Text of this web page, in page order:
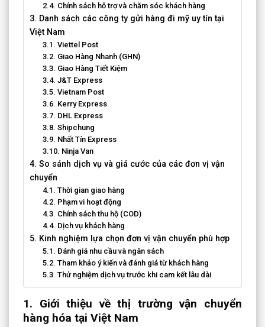
2.4. Chính sách hỗ trợ và chăm sóc khách hàng
3. Danh sách các công ty gửi hàng đi mỹ uy tín tại
Việt Nam
3.1. Viettel Post
3.2. Giao Hàng Nhanh (GHN)
3.3. Giao Hàng Tiết Kiệm
3.4. J&T Express
3.5. Vietnam Post
3.6. Kerry Express
3.7. DHL Express
3.8. Shipchung
3.9. Nhất Tín Express
3.10. Ninja Van
4. So sánh dịch vụ và giá cước của các đơn vị vận
chuyển
4.1. Thời gian giao hàng
4.2. Phạm vi hoạt động
4.3. Chính sách thu hộ (COD)
4.4. Dịch vụ khách hàng
5. Kinh nghiệm lựa chọn đơn vị vận chuyển phù hợp
5.1. Đánh giá nhu cầu và ngân sách
5.2. Tham khảo ý kiến và đánh giá từ khách hàng
5.3. Thử nghiệm dịch vụ trước khi cam kết lâu dài
1. Giới thiệu về thị trường vận chuyển
hàng hóa tại Việt Nam